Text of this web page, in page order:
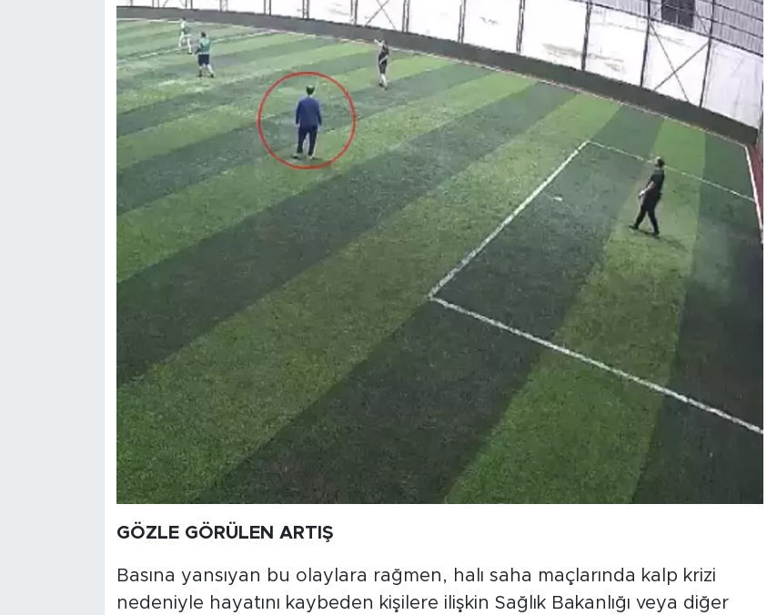
GÖZLE GÖRÜLEN ARTIŞ
Basına yansıyan bu olaylara rağmen, halı saha maçlarında kalp krizi
nedeniyle hayatını kaybeden kişilere ilişkin Sağlık Bakanlığı veya diğer